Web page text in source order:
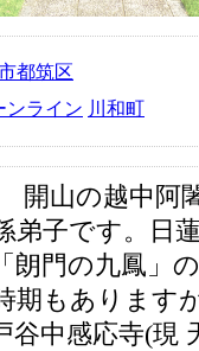
都筑区
ンライン 川和町
開山の越中阿
弟子です。日
朗門の九鳳
期もあります
谷中感応寺(現